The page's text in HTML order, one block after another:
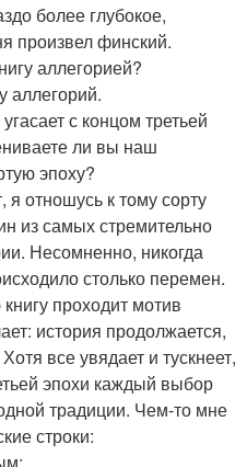
более глубокое,
произвел финский.
аллегорией?
аллегорий.
с концом третьей
ли вы наш
эпоху?
отношусь к тому сорту
из самых стремительно
Несомненно, никогда
столько перемен.
проходит мотив
история продолжается,
все увядает и тускнеет,
эпохи каждый выбор
традиции. Чем-то мне
строки: